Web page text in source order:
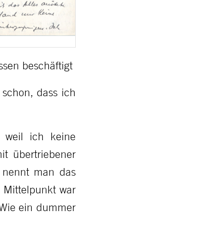
beschäftigt
dass ich
weil ich keine
übertriebener
nennt man das
Mittelpunkt war
ein dummer